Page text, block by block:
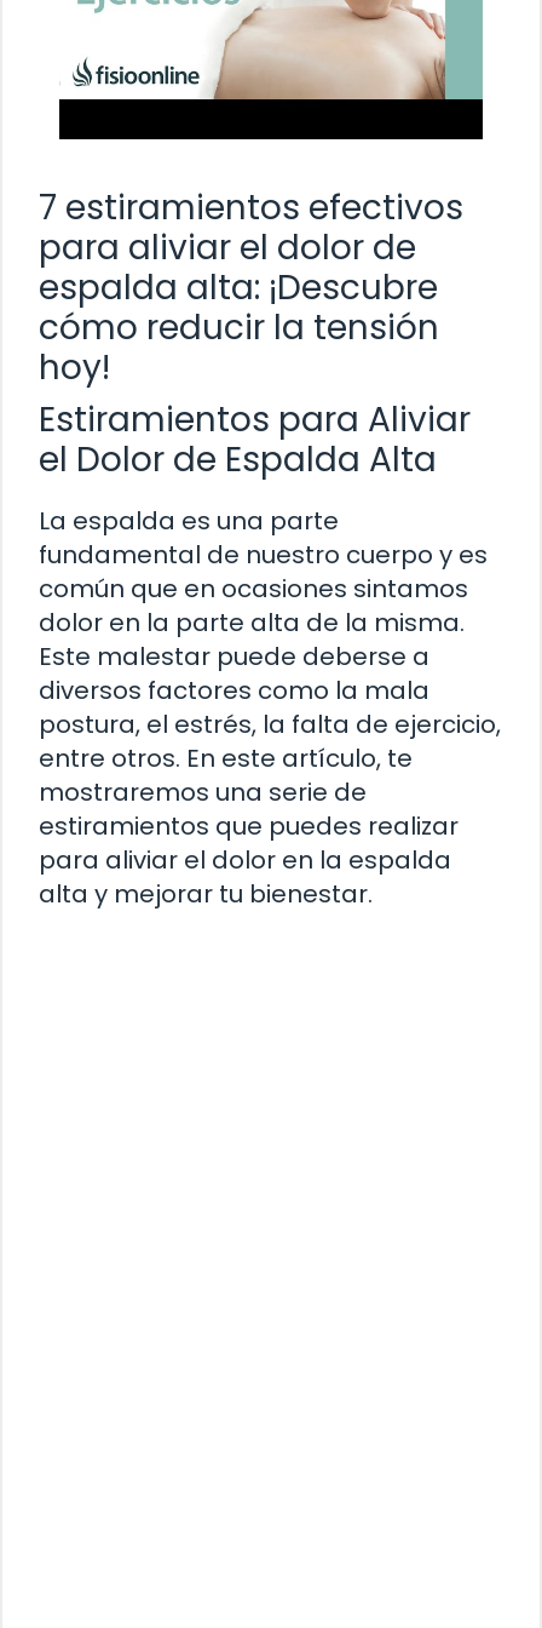
7 estiramientos efectivos
para aliviar el dolor de
espalda alta: ¡Descubre
cómo reducir la tensión
hoy!
Estiramientos para Aliviar
el Dolor de Espalda Alta
La espalda es una parte
fundamental de nuestro cuerpo y es
común que en ocasiones sintamos
dolor en la parte alta de la misma.
Este malestar puede deberse a
diversos factores como la mala
postura, el estrés, la falta de ejercicio,
entre otros. En este artículo, te
mostraremos una serie de
estiramientos que puedes realizar
para aliviar el dolor en la espalda
alta y mejorar tu bienestar.